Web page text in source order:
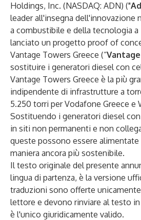
Holdings, Inc. (NASDAQ: ADN) ("
leader all'insegna dell'innovazione
a combustibile e della tecnologia a
lanciato un progetto proof of
Vantage Towers Greece (“
sostituire i generatori diesel con
Vantage Towers Greece è la più
indipendente di infrastrutture a
5.250 torri per Vodafone Greece e
Sostituendo i generatori diesel
in siti non permanenti e non
queste possono essere
maniera ancora più sostenibile.
Il testo originale del presente
lingua di partenza, è la versione
traduzioni sono offerte
lettore e devono rinviare al testo
è l'unico giuridicamente valido.